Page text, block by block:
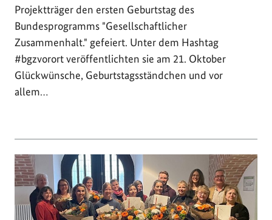
Projektträger den ersten Geburtstag des
Bundesprogramms "Gesellschaftlicher
Zusammenhalt." gefeiert. Unter dem Hashtag
#bgzvorort veröffentlichten sie am 21. Oktober
Glückwünsche, Geburtstagsständchen und vor
allem…